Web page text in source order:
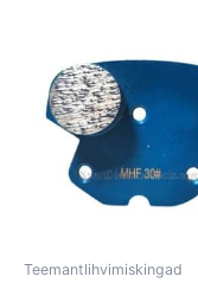
Teemantlihvimiskingad